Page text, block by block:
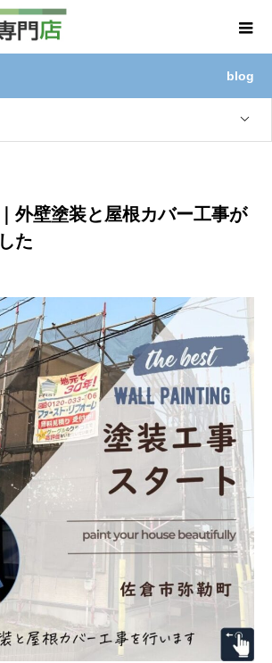
blog
外壁塗装と屋根カバー工事が
た